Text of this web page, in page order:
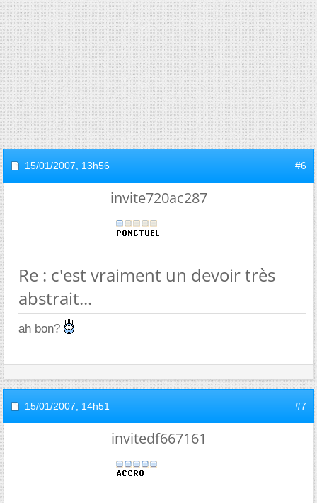
15/01/2007, 13h56 #6
invite720ac287
Re : c'est vraiment un devoir très
abstrait...
ah bon?
15/01/2007, 14h51 #7
invitedf667161